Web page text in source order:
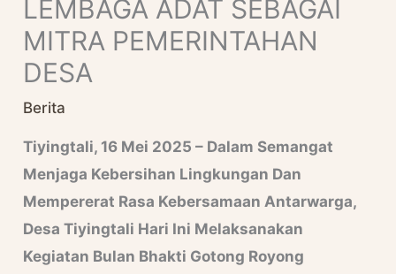
LEMBAGA ADAT SEBAGAI
MITRA PEMERINTAHAN
DESA
Berita
Tiyingtali, 16 Mei 2025 – Dalam Semangat
Menjaga Kebersihan Lingkungan Dan
Mempererat Rasa Kebersamaan Antarwarga,
Desa Tiyingtali Hari Ini Melaksanakan
Kegiatan Bulan Bhakti Gotong Royong